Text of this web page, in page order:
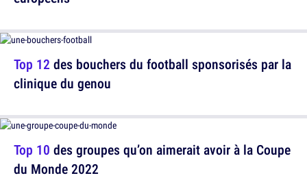
Top 10 des groupes qu’on aimerait avoir à la Coupe
du Monde 2022
Top 12 des bouchers du football sponsorisés par la
clinique du genou